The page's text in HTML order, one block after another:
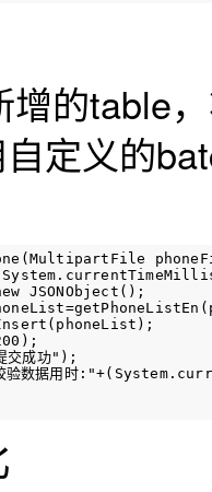
增的table
定义的
JSONObject();
成功");
验数据用时